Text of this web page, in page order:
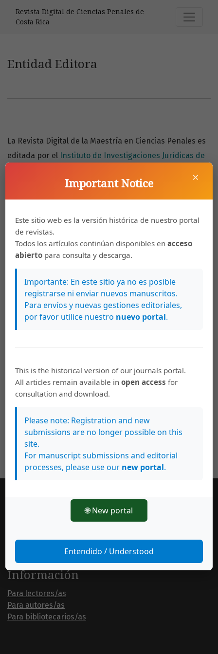
Entidad Editora
Revista Digital de Ciencias Penales de
Costa Rica
Entidad Editora
La Revista Digital de la Maestría en Ciencias Penales es
editada por el Instituto de Investigaciones Jurídicas de
Universidad de Costa Rica (UCR),
Sede "Rodrigo Facio Brenes" Montes de Oca, Instituto
de Investigaciones Jurídicas,
San José Costa Rica, Código Postal 11501-2060 San José.
CORREO ELECTRÓNICO:
revista.iij@ucr.ac.cr
TELÉFONO:
2511-1556
FACEBOOK:
https://www.facebook.com/iijucr/
Español (España)
Información
Para lectores/as
Para autores/as
Para bibliotecarios/as
×
Important Notice
Este sitio web es la versión histórica de nuestro portal
de revistas.
Todos los artículos continúan disponibles enacceso
abierto para consulta y descarga.
Importante: En este sitio ya no es posible
registrarse ni enviar nuevos manuscritos.
Para envíos y nuevas gestiones editoriales,
por favor utilice nuestro nuevo portal.
This is the historical version of our journals portal.
All articles remain available inopen access for
consultation and download.
Please note: Registration and new
submissions are no longer possible on this
site.
For manuscript submissions and editorial
processes, please use our new portal.
🌐 New portal
Entendido / Understood